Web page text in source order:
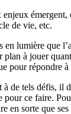
de vie, etc.
lumière que
plan à jouer
pour répondre à
à de tels défis, il
ce faire.
en sorte que